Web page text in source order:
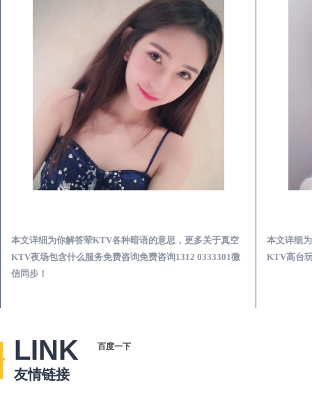
本文详细为你解答荤KTV各种暗语的意思，更多关于真空
KTV夜场包含什么服务免费咨询免费咨询1312 0333301微
信同步！
本文详细
KTV高台
LINK
友情链接
百度一下